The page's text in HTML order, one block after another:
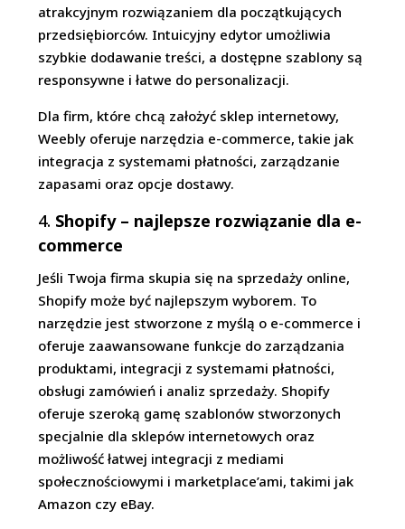
atrakcyjnym rozwiązaniem dla początkujących
przedsiębiorców. Intuicyjny edytor umożliwia
szybkie dodawanie treści, a dostępne szablony są
responsywne i łatwe do personalizacji.
Dla firm, które chcą założyć sklep internetowy,
Weebly oferuje narzędzia e-commerce, takie jak
integracja z systemami płatności, zarządzanie
zapasami oraz opcje dostawy.
4. Shopify – najlepsze rozwiązanie dla e-
commerce
Jeśli Twoja firma skupia się na sprzedaży online,
Shopify może być najlepszym wyborem. To
narzędzie jest stworzone z myślą o e-commerce i
oferuje zaawansowane funkcje do zarządzania
produktami, integracji z systemami płatności,
obsługi zamówień i analiz sprzedaży. Shopify
oferuje szeroką gamę szablonów stworzonych
specjalnie dla sklepów internetowych oraz
możliwość łatwej integracji z mediami
społecznościowymi i marketplace’ami, takimi jak
Amazon czy eBay.